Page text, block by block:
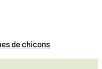
de chicons